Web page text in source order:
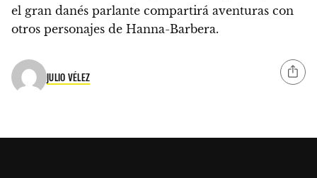
el gran danés parlante compartirá aventuras con
otros personajes de Hanna-Barbera.
JULIO VÉLEZ